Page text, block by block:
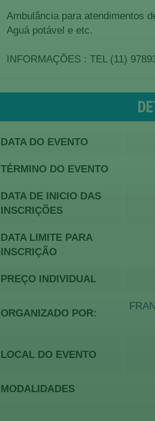
Ambulância para atendimentos
Aguá potável e etc.
INFORMAÇÕES : TEL (11)
DATA DO EVENTO
TÉRMINO DO EVENTO
DATA DE INICIO DAS
INSCRIÇÕES
DATA LIMITE PARA
INSCRIÇÃO
PREÇO INDIVIDUAL
ORGANIZADO POR:
LOCAL DO EVENTO
MODALIDADES